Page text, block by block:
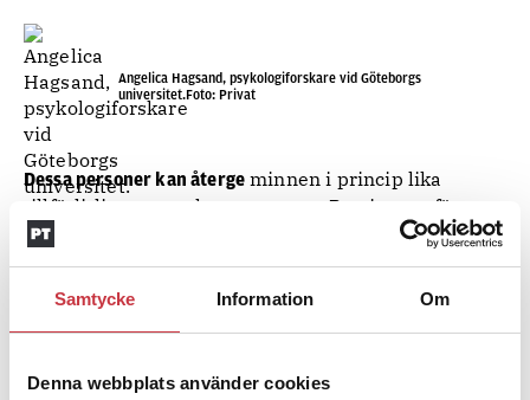
Samtycke Information Om
Denna webbplats använder cookies
Angelica Hagsand, psykologiforskare vid Göteborgs
universitet.Foto: Privat
Dessa personer kan återge minnen i princip lika
tillförlitligt som nyktra personer. Precis som för
nyktra tenderar dock minnet hos lätt
praktiskt möjligt, menar Angelica Hagsand. Med en
högre berusningsgrad sjunker dock
— När vittnet har över 1,0 promille så blir minnet